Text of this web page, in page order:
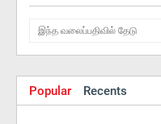
Popular Recents